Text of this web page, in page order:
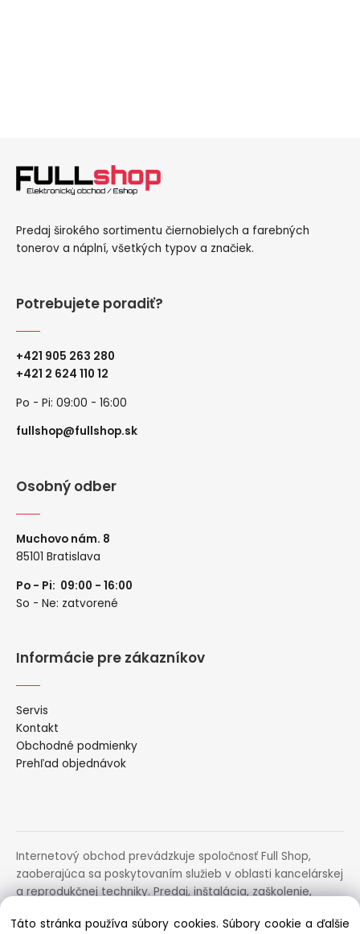
Predaj širokého sortimentu čiernobielych a farebných
tonerov a náplní, všetkých typov a značiek.
Potrebujete poradiť?
+421 905 263 280
+421 2 624 110 12
Po - Pi: 09:00 - 16:00
fullshop@fullshop.sk
Osobný odber
Muchovo nám. 8
85101 Bratislava
Po - Pi: 09:00 - 16:00
So - Ne: zatvorené
Informácie pre zákazníkov
Servis
Kontakt
Obchodné podmienky
Prehľad objednávok
Internetový obchod prevádzkuje spoločnosť Full Shop,
zaoberajúca sa poskytovaním služieb v oblasti kancelárskej
a reprodukčnej techniky. Predaj, inštalácia, zaškolenie,
zariadení.
Táto stránka používa súbory cookies. Súbory cookie a ďalšie